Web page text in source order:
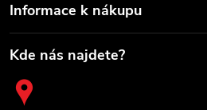
Informace k nákupu
Kde nás najdete?